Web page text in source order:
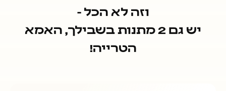
וזה לא הכל -
יש גם 2 מתנות בשבילך,
האמא
הטרייה!